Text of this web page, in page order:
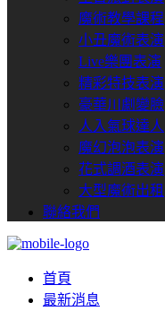
魔術教學課程
小丑魔術表演
Live樂團表演
精彩特技表演
豪華川劇變臉
人入氣球達人
魔幻泡泡表演
花式調酒表演
大型魔術出租
聯絡我們
首頁
最新消息